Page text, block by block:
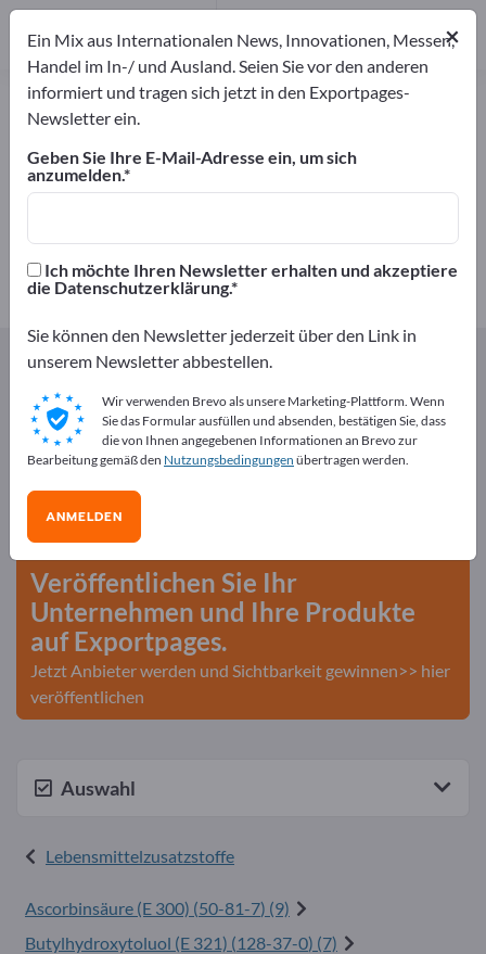
Antioxidationsmittel – Hersteller
Anbieter Hersteller
5
Hersteller33
Distributoren5
Exportpages
Nahrungsmittel & Getränke
Kostenlos inserieren auf
Exportpages!
Bedarfe – Angebote – Gebrauchtwaren –
Veröffentlichen Sie Ihr
Unternehmen und Ihre Produkte
auf Exportpages.
Jetzt Anbieter werden und Sichtbarkeit gewinnen>> hier
veröffentlichen
Auswahl
Lebensmittelzusatzstoffe
Ascorbinsäure (E 300) (50-81-7) (9)
Butylhydroxytoluol (E 321) (128-37-0) (7)
×
Ein Mix aus Internationalen News, Innovationen, Messen,
Handel im In-/ und Ausland. Seien Sie vor den anderen
informiert und tragen sich jetzt in den Exportpages-
Newsletter ein.
Geben Sie Ihre E-Mail-Adresse ein, um sich
anzumelden.
Ich möchte Ihren Newsletter erhalten und akzeptiere
die Datenschutzerklärung.
Sie können den Newsletter jederzeit über den Link in
unserem Newsletter abbestellen.
Wir verwenden Brevo als unsere Marketing-Plattform. Wenn
Sie das Formular ausfüllen und absenden, bestätigen Sie, dass
die von Ihnen angegebenen Informationen an Brevo zur
Bearbeitung gemäß den Nutzungsbedingungen übertragen werden.
ANMELDEN